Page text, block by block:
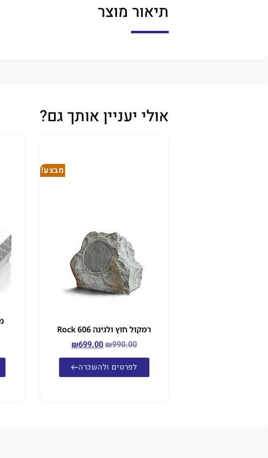
תיאור מוצר
אולי יעניין אותך גם?
מבצע!
רמקול חוץ ולגינה Rock 606
₪990.00
₪699.00
לפרטים ולהשכרה